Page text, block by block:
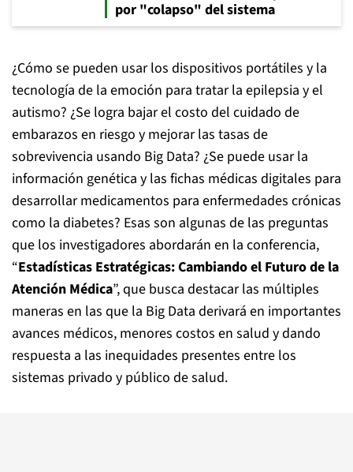
por "colapso" del sistema
¿Cómo se pueden usar los dispositivos portátiles y la
tecnología de la emoción para tratar la epilepsia y el
autismo? ¿Se logra bajar el costo del cuidado de
embarazos en riesgo y mejorar las tasas de
sobrevivencia usando Big Data? ¿Se puede usar la
información genética y las fichas médicas digitales para
desarrollar medicamentos para enfermedades crónicas
como la diabetes? Esas son algunas de las preguntas
que los investigadores abordarán en la conferencia,
“Estadísticas Estratégicas: Cambiando el Futuro de la
Atención Médica”, que busca destacar las múltiples
maneras en las que la Big Data derivará en importantes
avances médicos, menores costos en salud y dando
respuesta a las inequidades presentes entre los
sistemas privado y público de salud.